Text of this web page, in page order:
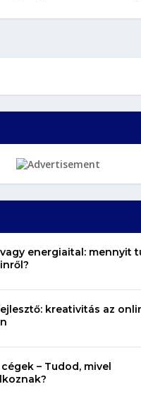
energiaital: mennyit
kreativitás az
– Tudod, mivel